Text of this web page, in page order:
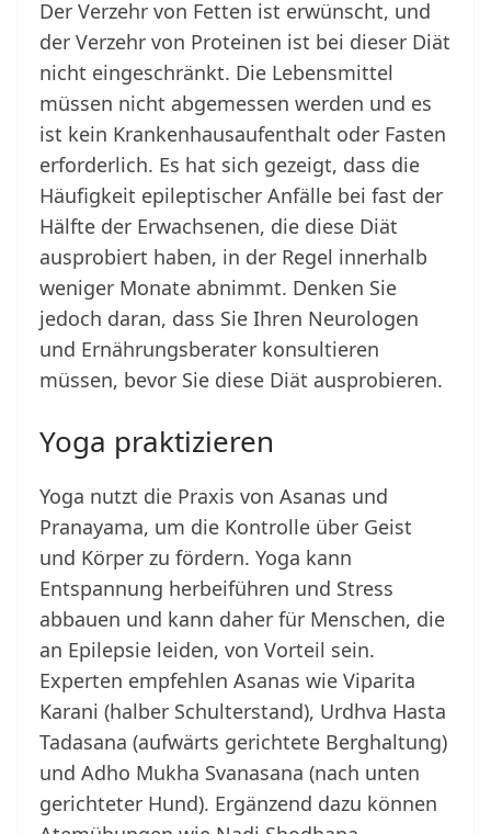
Der Verzehr von Fetten ist erwünscht, und
der Verzehr von Proteinen ist bei dieser Diät
nicht eingeschränkt. Die Lebensmittel
müssen nicht abgemessen werden und es
ist kein Krankenhausaufenthalt oder Fasten
erforderlich. Es hat sich gezeigt, dass die
Häufigkeit epileptischer Anfälle bei fast der
Hälfte der Erwachsenen, die diese Diät
ausprobiert haben, in der Regel innerhalb
weniger Monate abnimmt. Denken Sie
jedoch daran, dass Sie Ihren Neurologen
und Ernährungsberater konsultieren
müssen, bevor Sie diese Diät ausprobieren.
Yoga praktizieren
Yoga nutzt die Praxis von Asanas und
Pranayama, um die Kontrolle über Geist
und Körper zu fördern. Yoga kann
Entspannung herbeiführen und Stress
abbauen und kann daher für Menschen, die
an Epilepsie leiden, von Vorteil sein.
Experten empfehlen Asanas wie Viparita
Karani (halber Schulterstand), Urdhva Hasta
Tadasana (aufwärts gerichtete Berghaltung)
und Adho Mukha Svanasana (nach unten
gerichteter Hund). Ergänzend dazu können